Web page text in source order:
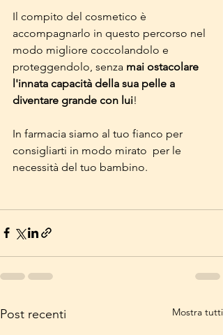
Il compito del cosmetico è
accompagnarlo in questo percorso nel
modo migliore coccolandolo e
proteggendolo, senza mai ostacolare
l'innata capacità della sua pelle a
diventare grande con lui!
In farmacia siamo al tuo fianco per
consigliarti in modo mirato  per le
necessità del tuo bambino.
Post recenti Mostra tutti